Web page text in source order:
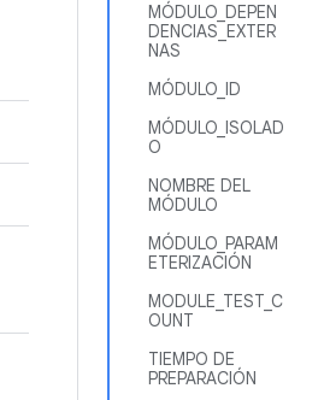
MÓDULO_DEPEN
DENCIAS_EXTER
NAS
MÓDULO_ID
MÓDULO_ISOLAD
O
NOMBRE DEL
MÓDULO
MÓDULO_PARAM
ETERIZACIÓN
MODULE_TEST_C
OUNT
TIEMPO DE
PREPARACIÓN